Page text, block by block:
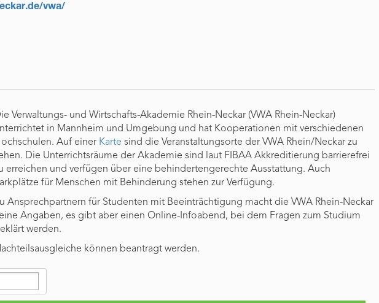
vwa/
Verwaltungs- und Wirtschafts-Akademie Rhein-Neckar (VWA Rhein-Neckar)
in Mannheim und Umgebung und hat Kooperationen mit verschiedenen
Auf einer Karte sind die Veranstaltungsorte der VWA Rhein/Neckar zu
Die Unterrichtsräume der Akademie sind laut FIBAA Akkreditierung barrierefrei
erreichen und verfügen über eine behindertengerechte Ausstattung. Auch
für Menschen mit Behinderung stehen zur Verfügung.
Ansprechpartnern für Studenten mit Beeinträchtigung macht die VWA Rhein-Neckar
Angaben, es gibt aber einen Online-Infoabend, bei dem Fragen zum Studium
werden.
können beantragt werden.